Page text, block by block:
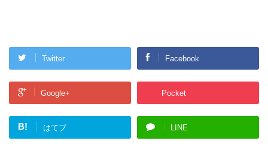
Twitter Facebook
Google+ Pocket
B! はてブ LINE